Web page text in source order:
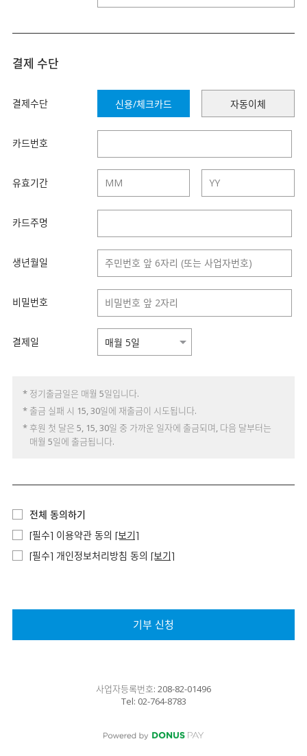
결제 수단
결제수단 신용/체크카드 자동이체
카드번호
유효기간
카드주명
생년월일
비밀번호
결제일
* 정기출금일은 매월 5일입니다.
* 출금 실패 시 15, 30일에 재출금이 시도됩니다.
* 후원 첫 달은 5, 15, 30일 중 가까운 일자에 출금되며, 다음 달부터는
매월 5일에 출금됩니다.
전체 동의하기
[필수] 이용약관 동의 [보기]
[필수] 개인정보처리방침 동의 [보기]
기부 신청
사업자등록번호: 208-82-01496
Tel: 02-764-8783